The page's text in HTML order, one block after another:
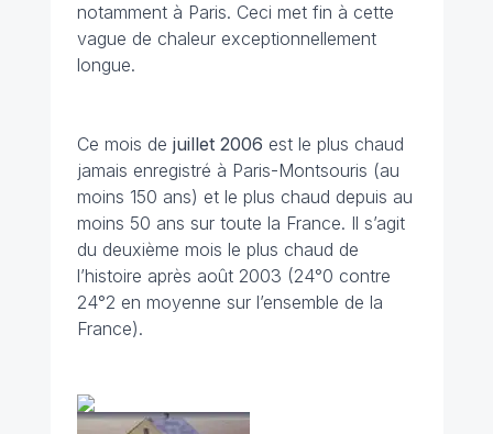
notamment à Paris. Ceci met fin à cette
vague de chaleur exceptionnellement
longue.
Ce mois de juillet 2006 est le plus chaud
jamais enregistré à Paris-Montsouris (au
moins 150 ans) et le plus chaud depuis au
moins 50 ans sur toute la France. Il s’agit
du deuxième mois le plus chaud de
l’histoire après août 2003 (24°0 contre
24°2 en moyenne sur l’ensemble de la
France).